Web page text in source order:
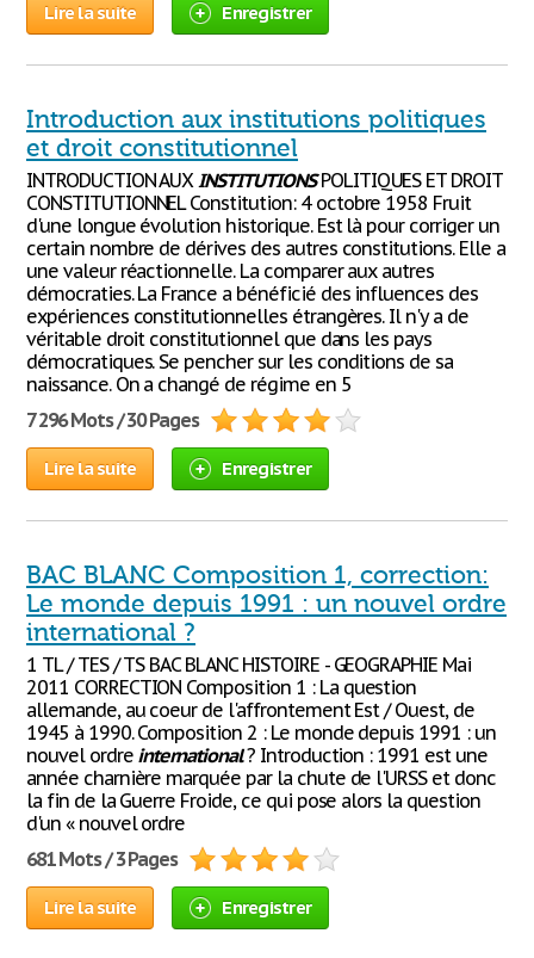
Lire la suite Enregistrer
Introduction aux institutions politiques
et droit constitutionnel
INTRODUCTION AUXINSTITUTIONSPOLITIQUES ET DROIT
CONSTITUTIONNEL Constitution: 4 octobre 1958 Fruit
d'une longue évolution historique. Est là pour corriger un
certain nombre de dérives des autres constitutions. Elle a
une valeur réactionnelle. La comparer aux autres
démocraties. La France a bénéficié des influences des
expériences constitutionnelles étrangères. Il n'y a de
véritable droit constitutionnel que dans les pays
démocratiques. Se pencher sur les conditions de sa
naissance. On a changé de régime en 5
7 296 Mots / 30 Pages
Lire la suite Enregistrer
BAC BLANC Composition 1, correction:
Le monde depuis 1991 : un nouvel ordre
international ?
1 TL / TES / TS BAC BLANC HISTOIRE - GEOGRAPHIE Mai
2011 CORRECTION Composition 1 : La question
allemande, au coeur de l'affrontement Est / Ouest, de
1945 à 1990. Composition 2 : Le monde depuis 1991 : un
nouvel ordre international? Introduction : 1991 est une
année charnière marquée par la chute de l'URSS et donc
la fin de la Guerre Froide, ce qui pose alors la question
d'un « nouvel ordre
681 Mots / 3 Pages
Lire la suite Enregistrer